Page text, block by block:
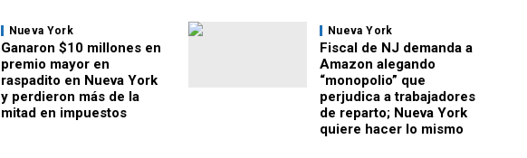
Nueva York
Ganaron $10 millones en
premio mayor en
raspadito en Nueva York
y perdieron más de la
mitad en impuestos
Nueva York
Fiscal de NJ demanda a
Amazon alegando
“monopolio” que
perjudica a trabajadores
de reparto; Nueva York
quiere hacer lo mismo